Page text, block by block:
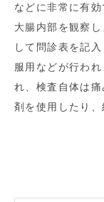
などに非常に有
大腸内部を観察
して問診表を記
服用などが行わ
れ、検査自体は
剤を使用したり、